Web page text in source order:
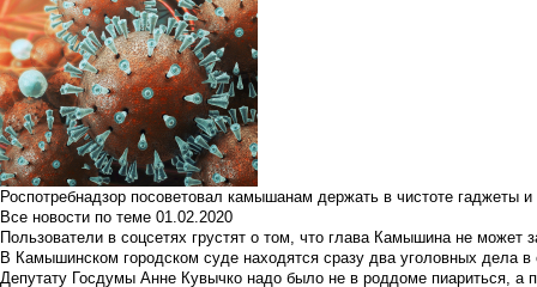
Роспотребнадзор посоветовал камышанам держать в чистоте гаджеты
Все новости по теме 01.02.2020
Пользователи в соцсетях грустят о том, что глава Камышина не может
В Камышинском городском суде находятся сразу два уголовных дела
Депутату Госдумы Анне Кувычко надо было не в роддоме пиариться, а